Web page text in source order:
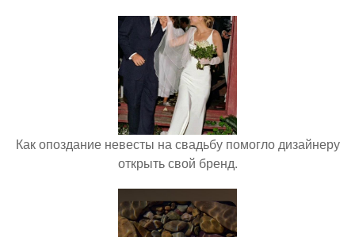
Как опоздание невесты на свадьбу помогло дизайнеру
открыть свой бренд.